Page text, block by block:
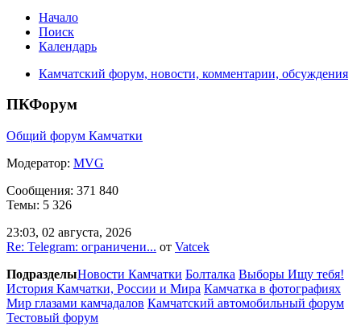
Начало
Поиск
Календарь
Камчатский форум, новости, комментарии, обсуждения
ПКФорум
Общий форум Камчатки
Модератор: MVG
Сообщения: 371 840
Темы: 5 326
23:03, 02 августа, 2026
Re: Telegram: ограничени... от Vatcek
ПодразделыНовости Камчатки Болталка Выборы Ищу тебя!
История Камчатки, России и Мира Камчатка в фотографиях
Мир глазами камчадалов Камчатский автомобильный форум
Тестовый форум